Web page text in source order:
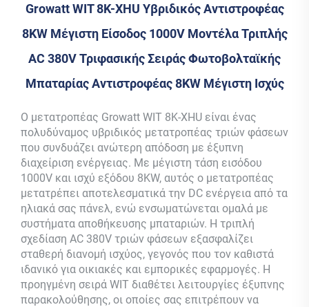
Growatt WIT 8K-XHU Υβριδικός Αντιστροφέας
8KW Μέγιστη Είσοδος 1000V Μοντέλα Τριπλής
AC 380V Τριφασικής Σειράς Φωτοβολταϊκής
Μπαταρίας Αντιστροφέας 8KW Μέγιστη Ισχύς
Ο μετατροπέας Growatt WIT 8K-XHU είναι ένας
πολυδύναμος υβριδικός μετατροπέας τριών φάσεων
που συνδυάζει ανώτερη απόδοση με έξυπνη
διαχείριση ενέργειας. Με μέγιστη τάση εισόδου
1000V και ισχύ εξόδου 8KW, αυτός ο μετατροπέας
μετατρέπει αποτελεσματικά την DC ενέργεια από τα
ηλιακά σας πάνελ, ενώ ενσωματώνεται ομαλά με
συστήματα αποθήκευσης μπαταριών. Η τριπλή
σχεδίαση AC 380V τριών φάσεων εξασφαλίζει
σταθερή διανομή ισχύος, γεγονός που τον καθιστά
ιδανικό για οικιακές και εμπορικές εφαρμογές. Η
προηγμένη σειρά WIT διαθέτει λειτουργίες έξυπνης
παρακολούθησης, οι οποίες σας επιτρέπουν να